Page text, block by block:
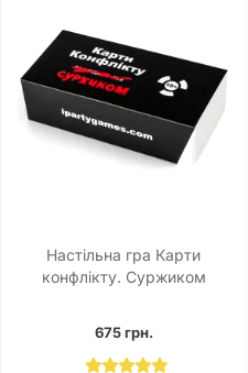
Настільна гра Карти
конфлікту. Суржиком
675 грн.